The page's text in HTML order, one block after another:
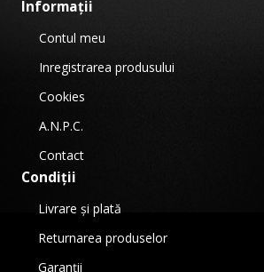
Informații
Contul meu
Inregistrarea produsului
Cookies
A.N.P.C.
Contact
Condiții
Livrare și plată
Returnarea produselor
Garanții